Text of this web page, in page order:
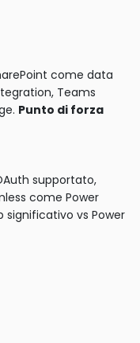
come data
Teams
Punto di forza
supportato,
come Power
significativo vs Power